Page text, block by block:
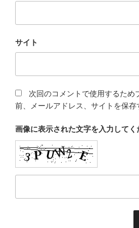
サイト
次回のコメントで使用するため
前、メールアドレス、サイトを保存
画像に表示された文字を入力してく